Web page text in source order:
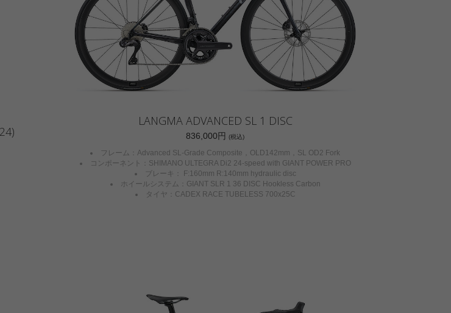
LANGMA ADVANCED SL 1 DISC
836,000円 (税込)
フレーム：Advanced SL-Grade Composite，OLD142mm，SL OD2 Fork
コンポーネント：SHIMANO ULTEGRA Di2 24-speed with GIANT POWER PRO
ブレーキ： F:160mm R:140mm hydraulic disc
ホイールシステム：GIANT SLR 1 36 DISC Hookless Carbon
タイヤ：CADEX RACE TUBELESS 700x25C